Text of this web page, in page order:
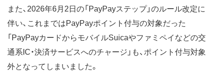
また、2026年6月2日の「PayPayステップ」のルール改定に
伴い、これまではPayPayポイント付与の対象だった
「PayPayカードからモバイルSuicaやファミペイなどの交
通系IC・決済サービスへのチャージ」も、ポイント付与対象
外となってしまいました。